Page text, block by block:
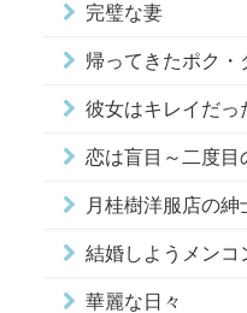
完璧な妻
帰ってきたポク・
彼女はキレイだっ
恋は盲目～二度目
月桂樹洋服店の
結婚しようメンコ
華麗な日々